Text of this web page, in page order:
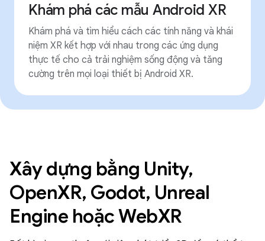
Khám phá các mẫu Android XR
Khám phá và tìm hiểu cách các tính năng và khái
niệm XR kết hợp với nhau trong các ứng dụng
thực tế cho cả trải nghiệm sống động và tăng
cường trên mọi loại thiết bị Android XR.
Xây dựng bằng Unity,
OpenXR, Godot, Unreal
Engine hoặc WebXR